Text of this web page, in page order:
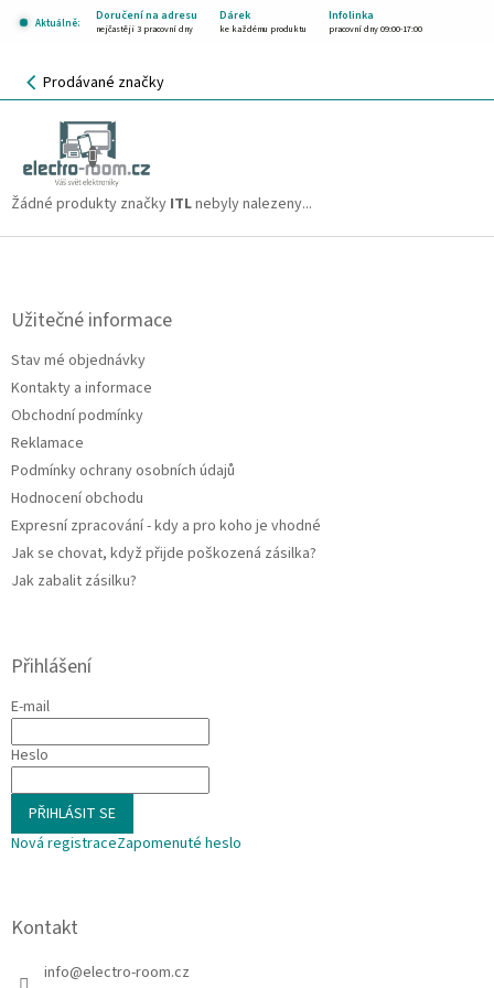
Aktuálně:
Doručení na adresu Dárek Infolinka
nejčastěji 3 pracovní dny ke každému produktu pracovní dny 09:00-17:00
NÁKUPNÍ
KOŠÍK
Prodávané značky
Žádné produkty značky ITLnebyly nalezeny...
Z
Užitečné informace
Stav mé objednávky
Kontakty a informace
Obchodní podmínky
Reklamace
Podmínky ochrany osobních údajů
Hodnocení obchodu
Expresní zpracování - kdy a pro koho je vhodné
Jak se chovat, když přijde poškozená zásilka?
Jak zabalit zásilku?
Přihlášení
E-mail
Heslo
PŘIHLÁSIT SE
Nová registraceZapomenuté heslo
Kontakt
info@electro-room.cz